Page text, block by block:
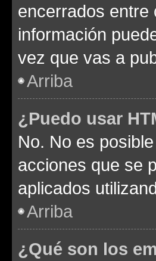
encerrados entre
información
vez que vas a
Arriba
¿Puedo usar
No. No es
acciones que se
aplicados
Arriba
¿Qué son los